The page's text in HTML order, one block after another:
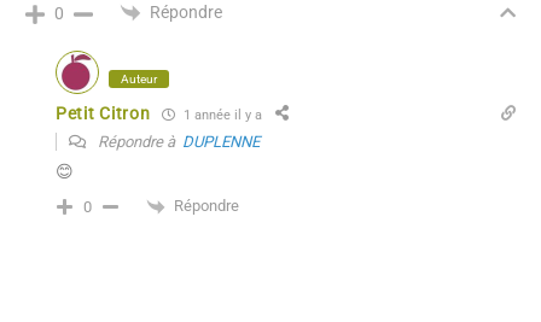
0 Répondre
Auteur
Petit Citron 1 année il y a
Répondre à DUPLENNE
😊
0 Répondre